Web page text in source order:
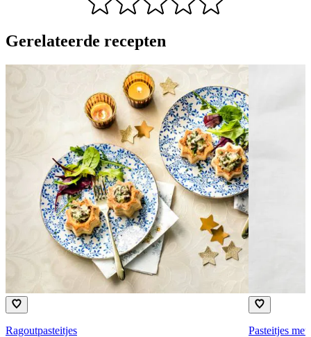
Gerelateerde recepten
Ragoutpasteitjes
Pasteitjes